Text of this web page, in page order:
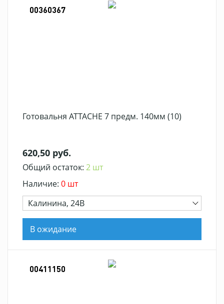
00360367
Готовальня ATTACHE 7 предм. 140мм (10)
620,50 руб.
Общий остаток: 2 шт
Наличие: 0 шт
Калинина, 24В
В ожидание
00411150